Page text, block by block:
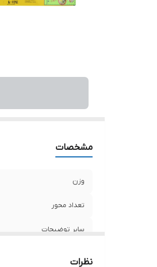
مشخصات
وزن
تعداد محور
سایر توضیحات
نظرات